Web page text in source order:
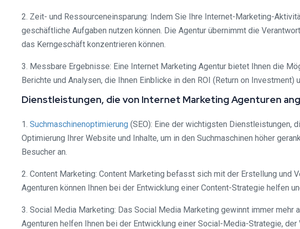
2. Zeit- und Ressourceneinsparung: Indem Sie Ihre Internet-Marketing-
geschäftliche Aufgaben nutzen können. Die Agentur übernimmt die
das Kerngeschäft konzentrieren können.
3. Messbare Ergebnisse: Eine Internet Marketing Agentur bietet Ihnen die
Berichte und Analysen, die Ihnen Einblicke in den ROI (Return on
Dienstleistungen, die von Internet Marketing Agenturen
1. Suchmaschinenoptimierung (SEO): Eine der wichtigsten Dienstleistungen,
Optimierung Ihrer Website und Inhalte, um in den Suchmaschinen höher
Besucher an.
2. Content Marketing: Content Marketing befasst sich mit der Erstellung und
Agenturen können Ihnen bei der Entwicklung einer Content-Strategie helfen
3. Social Media Marketing: Das Social Media Marketing gewinnt immer mehr
Agenturen helfen Ihnen bei der Entwicklung einer Social-Media-Strategie,